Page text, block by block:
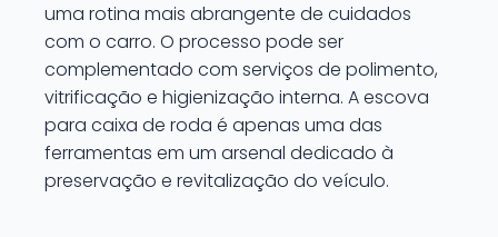
uma rotina mais abrangente de cuidados
com o carro. O processo pode ser
complementado com serviços de polimento,
vitrificação e higienização interna. A escova
para caixa de roda é apenas uma das
ferramentas em um arsenal dedicado à
preservação e revitalização do veículo.